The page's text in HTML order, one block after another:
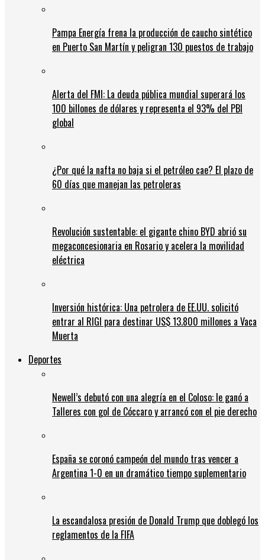
Pampa Energía frena la producción de caucho sintético
en Puerto San Martín y peligran 130 puestos de trabajo
Alerta del FMI: La deuda pública mundial superará los
100 billones de dólares y representa el 93% del PBI
global
¿Por qué la nafta no baja si el petróleo cae? El plazo de
60 días que manejan las petroleras
Revolución sustentable: el gigante chino BYD abrió su
megaconcesionaria en Rosario y acelera la movilidad
eléctrica
Inversión histórica: Una petrolera de EE.UU. solicitó
entrar al RIGI para destinar US$ 13.800 millones a Vaca
Muerta
Deportes
Newell’s debutó con una alegría en el Coloso: le ganó a
Talleres con gol de Cóccaro y arrancó con el pie derecho
España se coronó campeón del mundo tras vencer a
Argentina 1-0 en un dramático tiempo suplementario
La escandalosa presión de Donald Trump que doblegó los
reglamentos de la FIFA